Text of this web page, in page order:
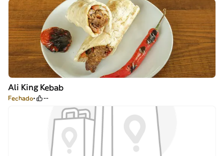
Ali King Kebab
Fechado --